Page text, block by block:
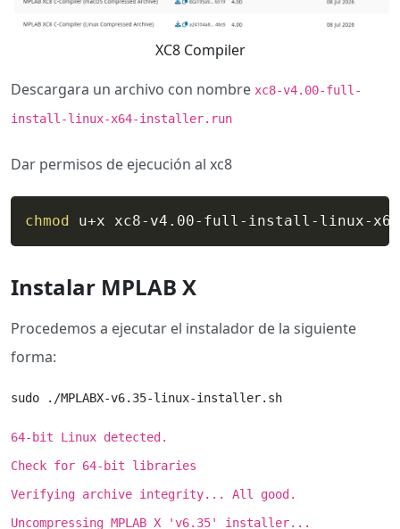
XC8 Compiler
Descargara un archivo con nombre xc8-v4.00-full-
install-linux-x64-installer.run
Dar permisos de ejecución al xc8
chmod u+x xc8-v4.00-full-install-linux-
Instalar MPLAB X
Procedemos a ejecutar el instalador de la siguiente
forma:
sudo ./MPLABX-v6.35-linux-installer.sh
64-bit Linux detected.
Check for 64-bit libraries
Verifying archive integrity... All good.
Uncompressing MPLAB X 'v6.35' installer...